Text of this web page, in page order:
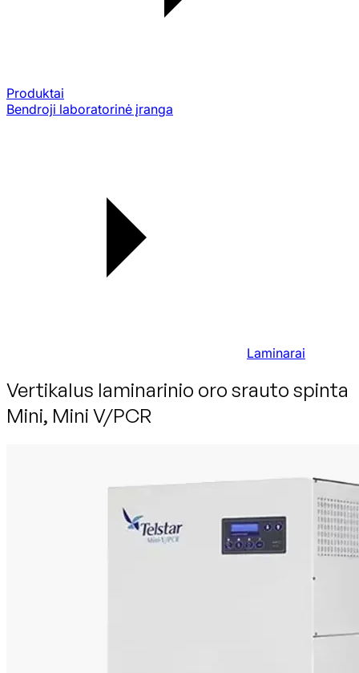
Produktai
Bendroji laboratorinė įranga
Laminarai
Vertikalus laminarinio oro srauto spinta
Mini, Mini V/PCR